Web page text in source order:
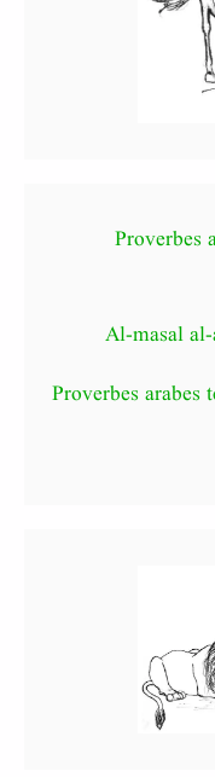
Proverbes
Al-masal
Proverbes